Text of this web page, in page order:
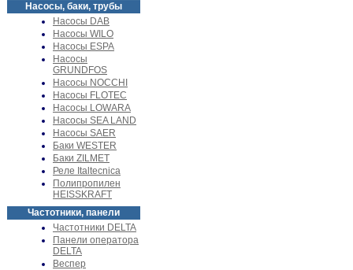
Насосы, баки, трубы
Насосы DAB
Насосы WILO
Насосы ESPA
Насосы
GRUNDFOS
Насосы NOCCHI
Насосы FLOTEC
Насосы LOWARA
Насосы SEA LAND
Насосы SAER
Баки WESTER
Баки ZILMET
Реле Italtecnica
Полипропилен
HEISSKRAFT
Частотники, панели
Частотники DELTA
Панели оператора
DELTA
Веспер